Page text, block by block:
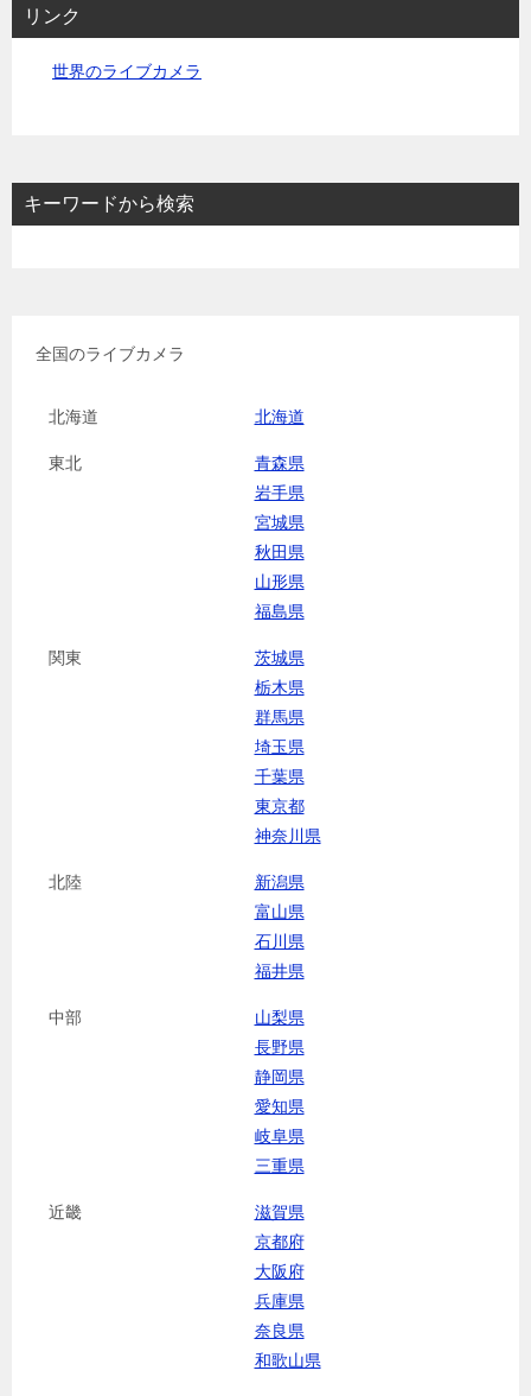
リンク
世界のライブカメラ
キーワードから検索
全国のライブカメラ
北海道 北海道
東北
青森県
岩手県
宮城県
秋田県
山形県
福島県
関東
茨城県
栃木県
群馬県
埼玉県
千葉県
東京都
神奈川県
北陸
新潟県
富山県
石川県
福井県
中部
山梨県
長野県
静岡県
愛知県
岐阜県
三重県
近畿
滋賀県
京都府
大阪府
兵庫県
奈良県
和歌山県